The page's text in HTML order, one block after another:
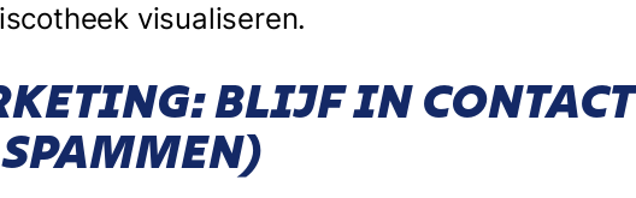
visualiseren.
BLIJF IN CONTACT